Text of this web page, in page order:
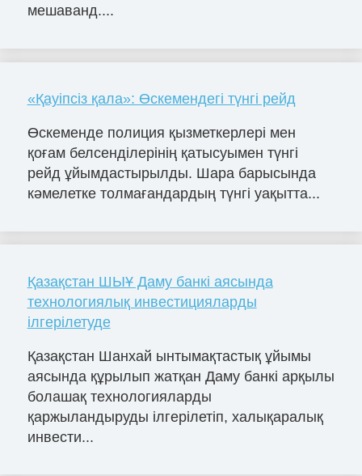
мешаванд....
«Қауіпсіз қала»: Өскемендегі түнгі рейд
Өскеменде полиция қызметкерлері мен
қоғам белсенділерінің қатысуымен түнгі
рейд ұйымдастырылды. Шара барысында
кәмелетке толмағандардың түнгі уақытта...
Қазақстан ШЫҰ Даму банкі аясында
технологиялық инвестицияларды
ілгерілетуде
Қазақстан Шанхай ынтымақтастық ұйымы
аясында құрылып жатқан Даму банкі арқылы
болашақ технологияларды
қаржыландыруды ілгерілетіп, халықаралық
инвести...